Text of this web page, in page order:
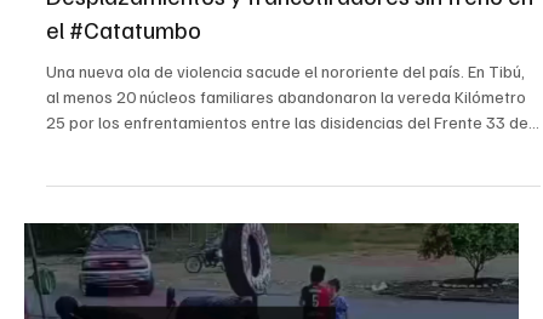
Desplazamientos y francotiradores sin freno en
el #Catatumbo